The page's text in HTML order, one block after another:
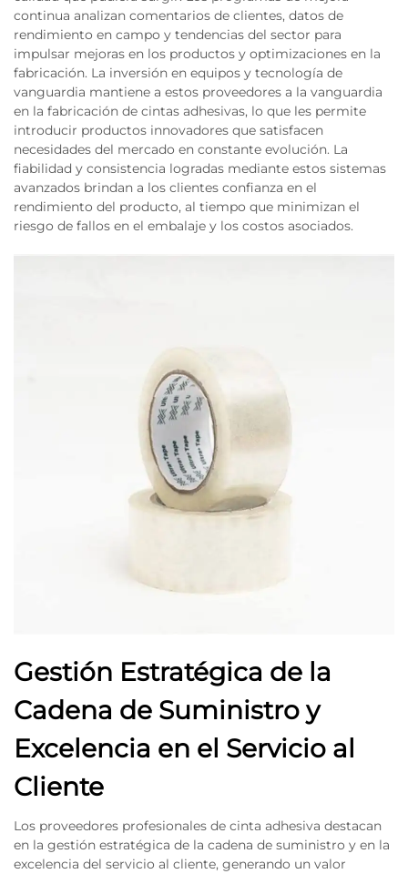
continua analizan comentarios de clientes, datos de
rendimiento en campo y tendencias del sector para
impulsar mejoras en los productos y optimizaciones en la
fabricación. La inversión en equipos y tecnología de
vanguardia mantiene a estos proveedores a la vanguardia
en la fabricación de cintas adhesivas, lo que les permite
introducir productos innovadores que satisfacen
necesidades del mercado en constante evolución. La
fiabilidad y consistencia logradas mediante estos sistemas
avanzados brindan a los clientes confianza en el
rendimiento del producto, al tiempo que minimizan el
riesgo de fallos en el embalaje y los costos asociados.
Gestión Estratégica de la
Cadena de Suministro y
Excelencia en el Servicio al
Cliente
Los proveedores profesionales de cinta adhesiva destacan
en la gestión estratégica de la cadena de suministro y en la
excelencia del servicio al cliente, generando un valor